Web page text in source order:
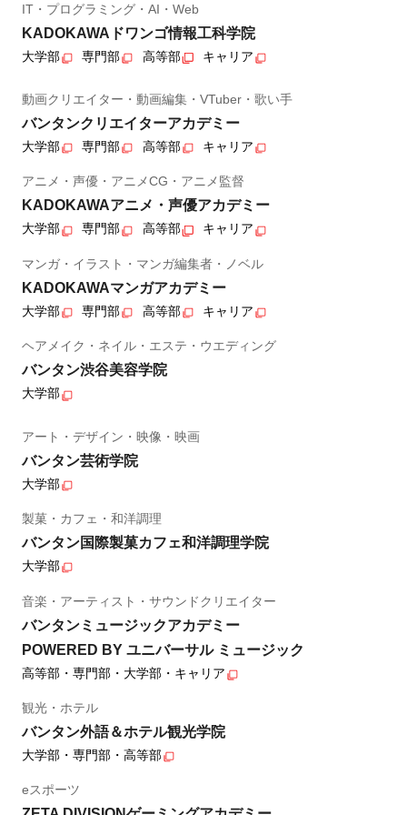
IT・プログラミング・AI・Web
KADOKAWAドワンゴ情報工科学院
大学部 専門部 高等部 キャリア
動画クリエイター・動画編集・VTuber・歌い手
バンタンクリエイターアカデミー
大学部 専門部 高等部 キャリア
アニメ・声優・アニメCG・アニメ監督
KADOKAWAアニメ・声優アカデミー
大学部 専門部 高等部 キャリア
マンガ・イラスト・マンガ編集者・ノベル
KADOKAWAマンガアカデミー
大学部 専門部 高等部 キャリア
ヘアメイク・ネイル・エステ・ウエディング
バンタン渋谷美容学院
大学部
アート・デザイン・映像・映画
バンタン芸術学院
大学部
製菓・カフェ・和洋調理
バンタン国際製菓カフェ和洋調理学院
大学部
音楽・アーティスト・サウンドクリエイター
バンタンミュージックアカデミー
POWERED BY ユニバーサル ミュージック
高等部・専門部・大学部・キャリア
観光・ホテル
バンタン外語＆ホテル観光学院
大学部・専門部・高等部
eスポーツ